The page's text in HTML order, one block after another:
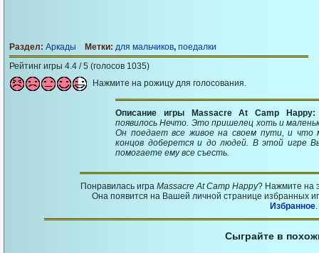
Раздел: Аркады Метки: для мальчиков, поедалки
Рейтинг игры 4.4 / 5 (голосов 1035)
Нажмите на рожицу для голосования.
Описание игры Massacre At Camp
появилось Нечто. Это пришелец хоть и
Он поедает все живое на своем пути, и что
концов доберется и до людей. В этой игре
помогаете ему все съесть.
Понравилась игра Massacre At Camp Happy? Нажмите на
Она появится на Вашей личной странице избранных
Избранное.
Сыграйте в